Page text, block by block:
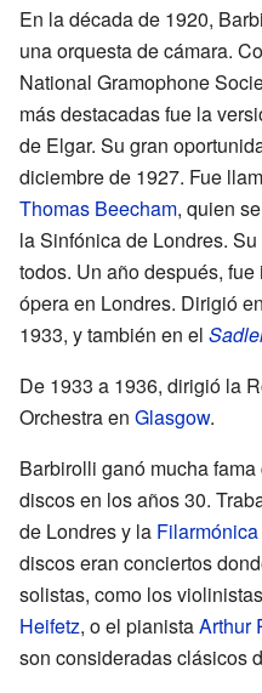
En la década de 1920,
una orquesta de cámara.
National Gramophone
más destacadas fue la
de Elgar. Su gran
diciembre de 1927. Fue
Thomas Beecham, quien
la Sinfónica de Londres.
todos. Un año después,
ópera en Londres. Dirigió
1933, y también en el
De 1933 a 1936, dirigió la
Orchestra en Glasgow.
Barbirolli ganó mucha
discos en los años 30.
de Londres y la
discos eran conciertos
solistas, como los violinistas
Heifetz, o el pianistaArthur
son consideradas clásicos